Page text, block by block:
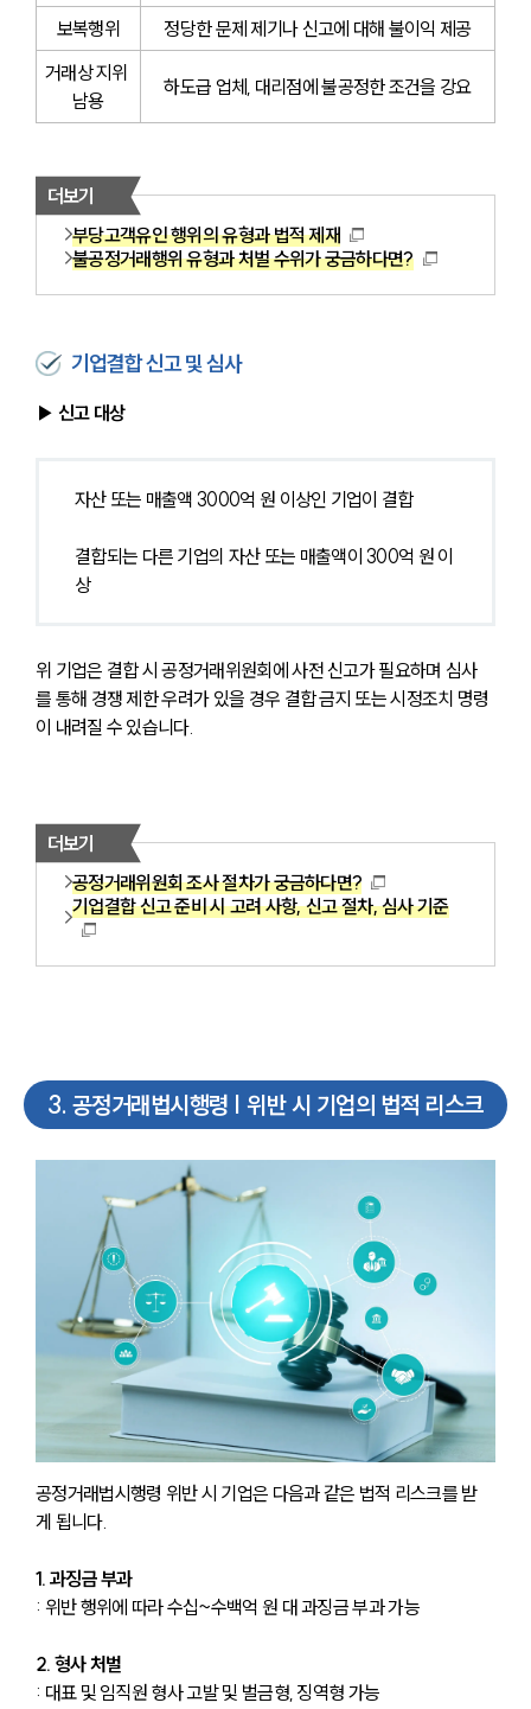
보복행위
정당한 문제 제기나 신고에 대해 불이익 제공
거래상 지위
남용
하도급 업체, 대리점에 불공정한 조건을 강요
더보기
부당고객유인 행위의 유형과 법적 제재
불공정거래행위 유형과 처벌 수위가 궁금하다면?
기업결합 신고 및 심사
▶ 신고 대상
자산 또는 매출액 3000억 원 이상인 기업이 결합
결합되는 다른 기업의 자산 또는 매출액이 300억 원 이
상
위 기업은 결합 시 공정거래위원회에 사전 신고가 필요하며 심사
를 통해 경쟁 제한 우려가 있을 경우 결합 금지 또는 시정조치 명령
이 내려질 수 있습니다.
더보기
공정거래위원회 조사 절차가 궁금하다면?
기업결합 신고 준비 시 고려 사항, 신고 절차, 심사 기준
3. 공정거래법시행령 | 위반 시 기업의 법적 리스크
공정거래법시행령 위반 시 기업은 다음과 같은 법적 리스크를 받
게 됩니다.
1. 과징금 부과
: 위반 행위에 따라 수십~수백억 원 대 과징금 부과 가능
2. 형사 처벌
: 대표 및 임직원 형사 고발 및 벌금형, 징역형 가능